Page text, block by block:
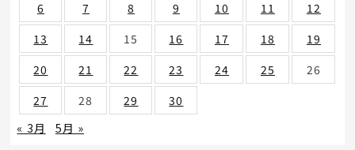
6 7 8 9 10 11
12
13
14 15 16 17 18
19
20
21 22 23 24 25
26
27
28 29
30
« 3月
5月 »